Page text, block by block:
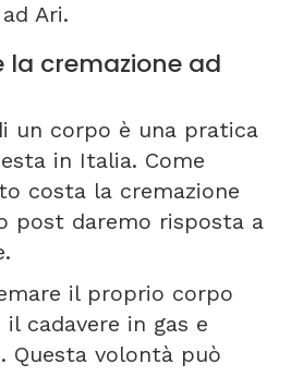
Ari.
la cremazione ad
un corpo è una pratica
in Italia. Come
costa la cremazione
post daremo risposta a
il proprio corpo
cadavere in gas e
Questa volontà può